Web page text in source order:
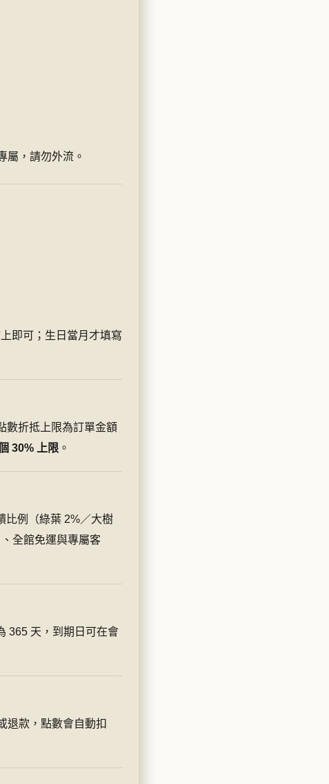
屬，請勿外流。
即可；生日當月才填寫
數折抵上限為訂單金額
30% 上限 。
例（綠葉 2%／大樹
全館免運與專屬客
365 天，到期日可在會
退款，點數會自動扣